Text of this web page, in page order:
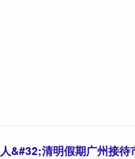
&#32;清明假期广州接待